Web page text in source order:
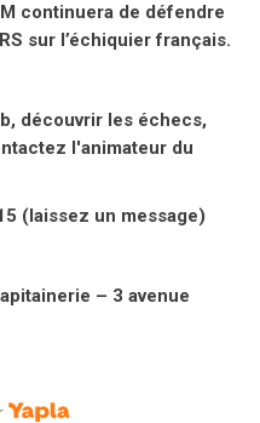
continuera de défendre
sur l’échiquier français.
découvrir les échecs,
l'animateur du
(laissez un message)
– 3 avenue